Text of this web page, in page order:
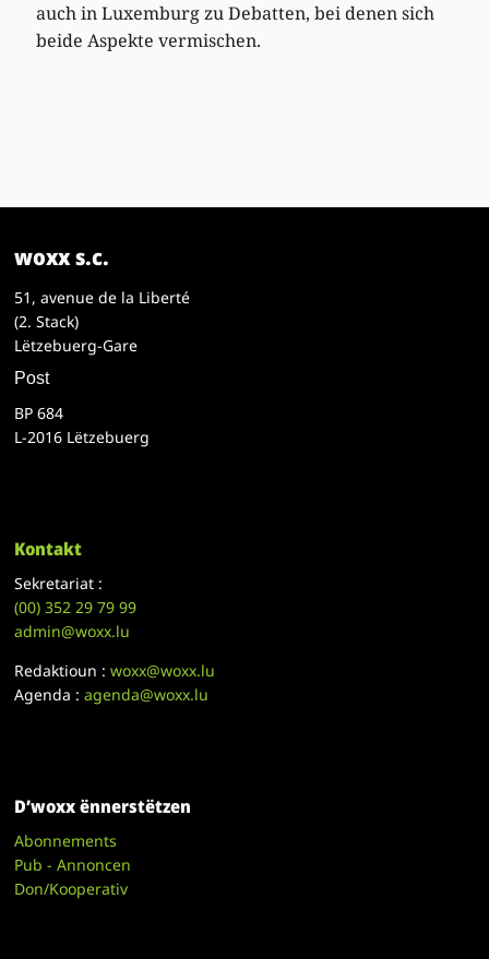
auch in Luxemburg zu Debatten, bei denen sich
beide Aspekte vermischen.
woxx s.c.
51, avenue de la Liberté
(2. Stack)
Lëtzebuerg-Gare
Post
BP 684
L-2016 Lëtzebuerg
Kontakt
Sekretariat :
(00)352 29 79 99
admin@woxx.lu
Redaktioun :woxx@woxx.lu
Agenda :agenda@woxx.lu
D’woxx ënnerstëtzen
Abonnements
Pub - Annoncen
Don/Kooperativ